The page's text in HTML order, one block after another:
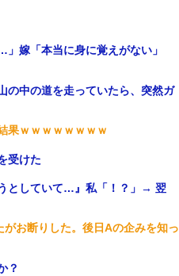
嫁「本当に身に覚えがない」
の中の道を走っていたら、突然ガ
果ｗｗｗｗｗｗｗｗ
受けた
としていて…』私「！？」→ 翌
お断りした。後日Aの企みを知っ
？